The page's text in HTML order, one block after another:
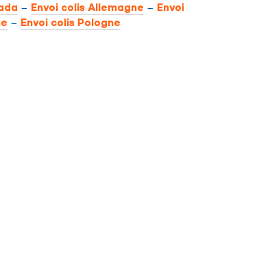
– Envoi colis Allemagne – Envoi
– Envoi colis Pologne